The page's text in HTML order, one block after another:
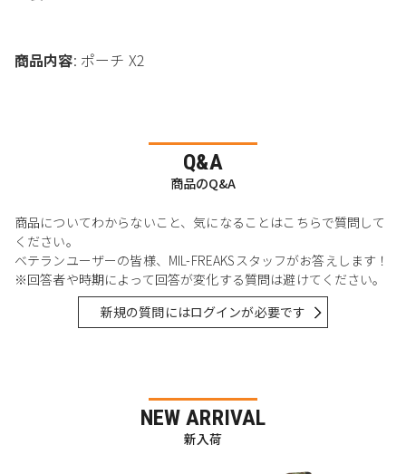
商品内容: ポーチ X2
Q&A
商品のQ&A
商品についてわからないこと、気になることはこちらで質問して
ください。
ベテランユーザーの皆様、MIL-FREAKSスタッフがお答えします！
※回答者や時期によって回答が変化する質問は避けてください。
新規の質問にはログインが必要です
NEW ARRIVAL
新入荷